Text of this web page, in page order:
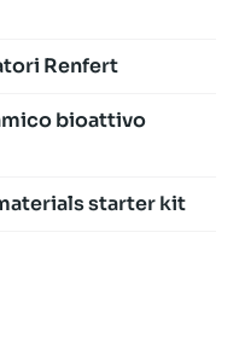
Renfert
bioattivo
starter kit